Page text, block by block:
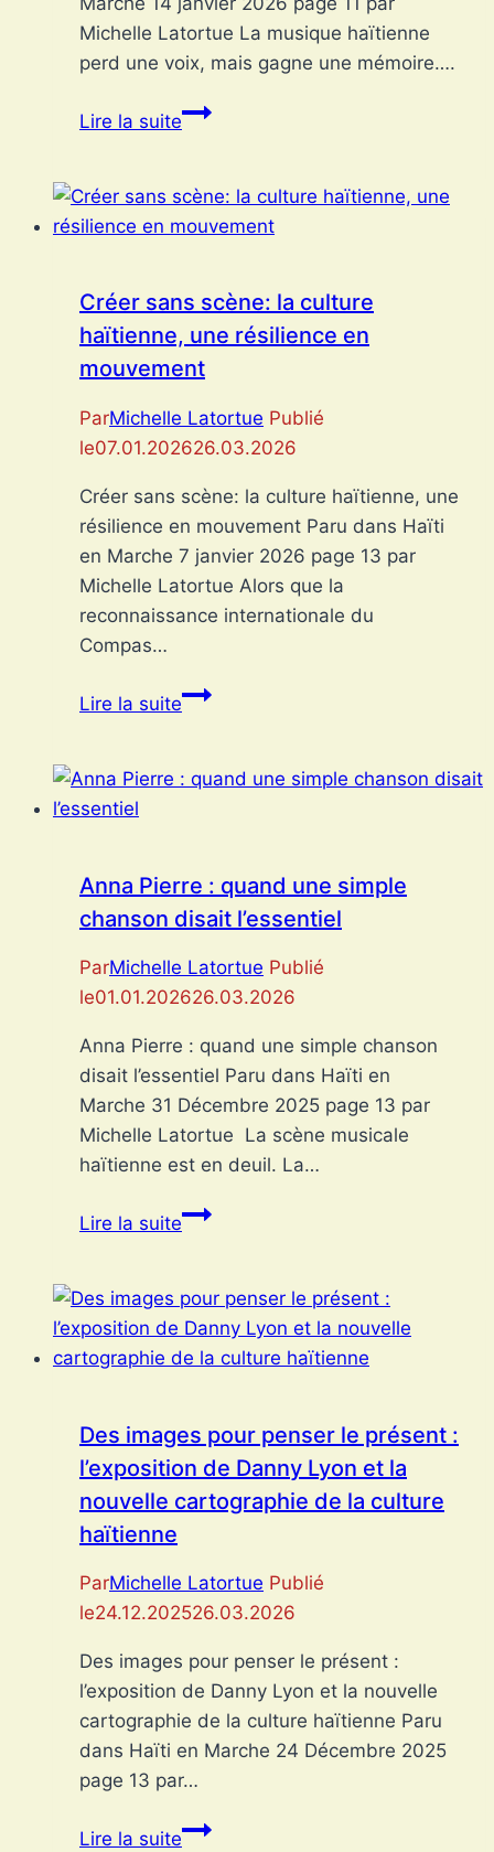
Michelle Latortue La musique haïtienne
perd une voix, mais gagne une mémoire….
Lire la suiteDieudonné
une
voix
mémoire
Créer sans scène: la culture
haïtienne, une résilience en
mouvement
ParMichelle Latortue Publié
le07.01.202626.03.2026
Créer sans scène: la culture haïtienne, une
résilience en mouvement Paru dans Haïti
en Marche 7 janvier 2026 page 13 par
Michelle Latortue Alors que la
reconnaissance internationale du
Compas…
Lire la suiteCréer
la
résilience
en
mouvement
Anna Pierre : quand une simple
chanson disait l’essentiel
ParMichelle Latortue Publié
le01.01.202626.03.2026
Anna Pierre : quand une simple chanson
disait l’essentiel Paru dans Haïti en
Marche 31 Décembre 2025 page 13 par
Michelle Latortue La scène musicale
haïtienne est en deuil. La…
Lire la suiteAnna
quand
une
simple
l’essentiel
Des images pour penser le présent :
l’exposition de Danny Lyon et la
nouvelle cartographie de la culture
haïtienne
ParMichelle Latortue Publié
le24.12.202526.03.2026
Des images pour penser le présent :
l’exposition de Danny Lyon et la nouvelle
cartographie de la culture haïtienne Paru
dans Haïti en Marche 24 Décembre 2025
page 13 par…
Lire la suiteDes